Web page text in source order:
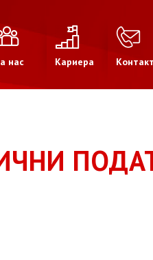
нас Кариера Контакт